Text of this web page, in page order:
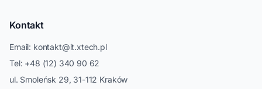
Kontakt
Email: kontakt@it.xtech.pl
Tel: +48 (12) 340 90 62
ul. Smoleńsk 29, 31-112 Kraków